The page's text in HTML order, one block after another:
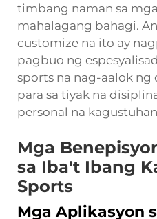
timbang naman sa
mahalagang bahagi.
customize na ito ay
pagbuo ng
sports na nag-aalok
para sa tiyak na
personal na
Mga
sa Iba't Ibang
Sports
Mga Aplikasyon